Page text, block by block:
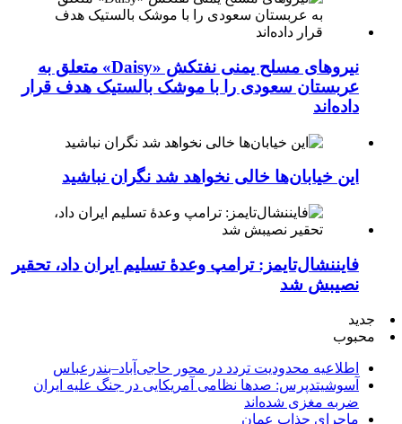
نیروهای مسلح یمنی نفتکش «Daisy» متعلق به
عربستان سعودی را با موشک بالستیک هدف قرار
داده‌اند
این خیابان‌ها خالی نخواهد شد نگران نباشید
فایننشال‌تایمز: ترامپ وعدۀ تسلیم ایران داد، تحقیر
نصیبش شد
جدید
محبوب
اطلاعیه محدودیت تردد در محور حاجی‌آباد–بندرعباس
آسوشیتدپرس: صدها نظامی آمریکایی در جنگ علیه ایران
ضربه مغزی شده‌اند
ماجرای جذاب عمان